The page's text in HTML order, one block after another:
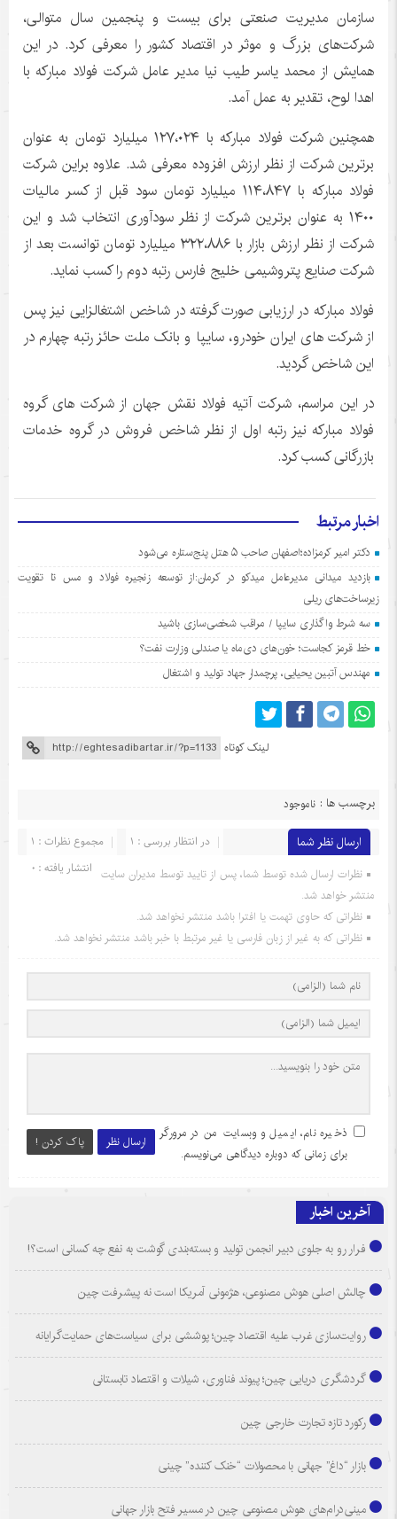
سازمان مدیریت صنعتی برای بیست و پنجمین سال متوالی،
شرکت‌های بزرگ و موثر در اقتصاد کشور را معرفی کرد. در این
همایش از محمد یاسر طیب نیا مدیر عامل شرکت فولاد مبارکه با
اهدا لوح، تقدیر به عمل آمد.
همچنین شرکت فولاد مبارکه با ۱۲۷،۰۲۴ میلیارد تومان به عنوان
برترین شرکت از نظر ارزش افزوده معرفی شد. علاوه براین شرکت
فولاد مبارکه با ۱۱۴،۸۴۷ میلیارد تومان سود قبل از کسر مالیات
۱۴۰۰ به عنوان برترین شرکت از نظر سودآوری انتخاب شد و این
شرکت از نظر ارزش بازار با ۳۲۲،۸۸۶ میلیارد تومان توانست بعد از
شرکت صنایع پتروشیمی خلیج فارس رتبه دوم را کسب نماید.
فولاد مبارکه در ارزیابی صورت گرفته در شاخص اشتغالزایی نیز پس
از شرکت های ایران خودرو، سایپا و بانک ملت حائز رتبه چهارم در
این شاخص گردید.
در این مراسم، شرکت آتیه فولاد نقش جهان از شرکت های گروه
فولاد مبارکه نیز رتبه اول از نظر شاخص فروش در گروه خدمات
بازرگانی کسب کرد.
اخبار مرتبط
دکتر امیر کرمزاده؛اصفهان صاحب ۵ هتل پنج‌ستاره می‌شود
بازدید میدانی مدیرعامل میدکو در کرمان:از توسعه زنجیره فولاد و مس تا تقویت
زیرساخت‌های ریلی
سه شرط واگذاری سایپا / مراقب شخصی‌سازی باشید
خط قرمز کجاست؛ خون‌های دی‌ماه یا صندلی وزارت نفت؟
مهندس آتبین یحیایی، پرچمدار جهاد تولید و اشتغال
لینک کوتاه
برچسب ها : ناموجود
ارسال نظر شما مجموع نظرات : 1
در انتظار بررسی : 1
انتشار یافته : 0 نظرات ارسال شده توسط شما، پس از تایید توسط مدیران سایت
منتشر خواهد شد.
نظراتی که حاوی تهمت یا افترا باشد منتشر نخواهد شد.
نظراتی که به غیر از زبان فارسی یا غیر مرتبط با خبر باشد منتشر نخواهد شد.
ارسال نظر پاک کردن !
ذخیره نام، ایمیل و وبسایت من در مرورگر
برای زمانی که دوباره دیدگاهی می‌نویسم.
آخرین اخبار
فرار رو به جلوی دبیر انجمن تولید و بسته‌بندی گوشت به نفع چه کسانی است؟!
چالش اصلی هوش مصنوعی، هژمونی آمریکا است نه پیشرفت چین
روایت‌سازی غرب علیه اقتصاد چین؛ پوششی برای سیاست‌های حمایت‌گرایانه
گردشگری دریایی چین؛ پیوند فناوری، شیلات و اقتصاد تابستانی
رکورد تازه تجارت خارجی چین
بازار “داغ” جهانی با محصولات “خنک کننده” چینی
مینی‌درام‌های هوش مصنوعی چین در مسیر فتح بازار جهانی